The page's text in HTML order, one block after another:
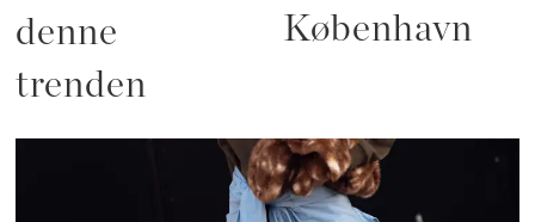
denne
trenden
København